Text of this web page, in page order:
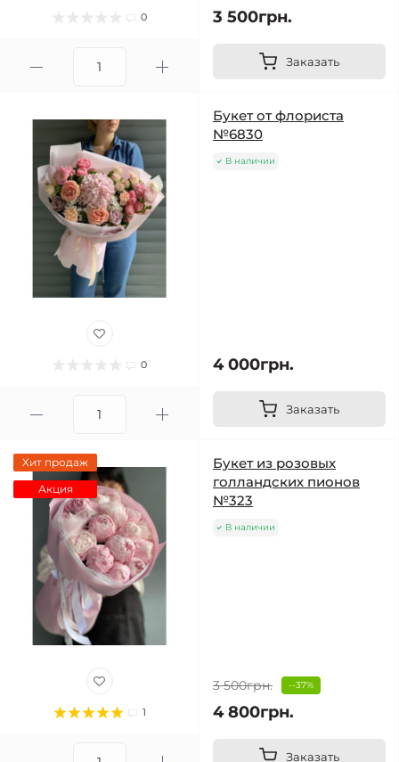
0 3 500грн.
Заказать
0
Букет от флориста
№6830
В наличии
4 000грн.
Заказать
Хит продаж
Акция
1
Букет из розовых
голландских пионов
№323
В наличии
3 500грн. --37%
4 800грн.
Заказать